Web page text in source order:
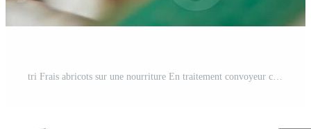
tri Frais abricots sur une nourriture En traitement convoyeur ceinture Photo Pro